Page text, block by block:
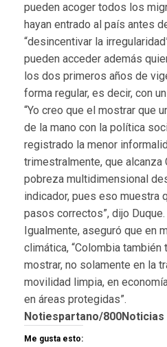
pueden acoger todos los
hayan entrado al país antes
“desincentivar la
pueden acceder además
los dos primeros años de
forma regular, es decir, con
“Yo creo que el mostrar que
de la mano con la política
registrado la menor
trimestralmente, que alcanza
pobreza multidimensional
indicador, pues eso muestra
pasos correctos”, dijo Duque.
Igualmente, aseguró que en
climática, “Colombia también
mostrar, no solamente en la
movilidad limpia, en
en áreas protegidas”.
Notiespartano/800Noticias
Me gusta esto: